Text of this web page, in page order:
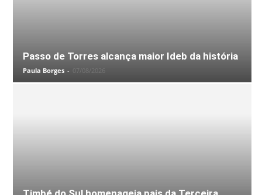
Passo de Torres alcança maior Ideb da história
Paula Borges - 07/08/2026